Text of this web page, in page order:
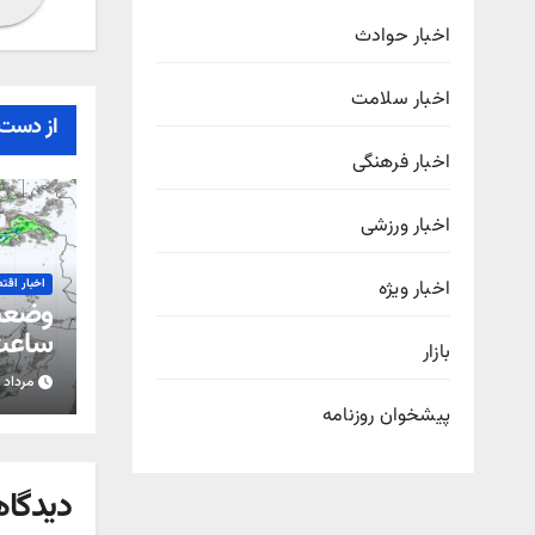
اخبار حوادث
اخبار سلامت
اخبار فرهنگی
اخبار ورزشی
اخبار ویژه
بازار
پیشخوان روزنامه
از
اخبار
مرداد ۱۵, ۱۴۰۵